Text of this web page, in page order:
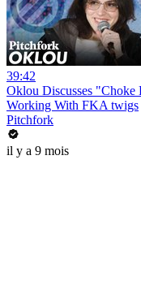
39:42
Oklou Discusses
Working With FKA twigs
Pitchfork
il y a 9 mois